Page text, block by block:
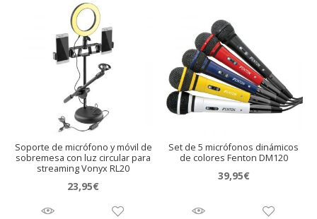
Soporte de micrófono y móvil de
sobremesa con luz circular para
streaming Vonyx RL20
23,95€
Set de 5 micrófonos dinámicos
de colores Fenton DM120
39,95€